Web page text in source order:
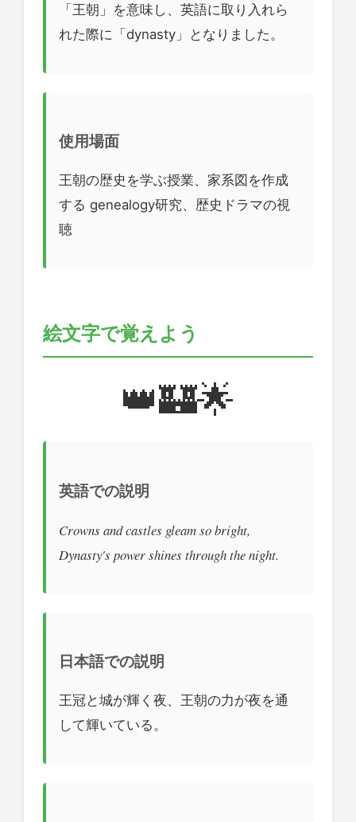
「王朝」を意味し、英語に取り入れら
れた際に「dynasty」となりました。
使用場面
王朝の歴史を学ぶ授業、家系図を作成
する genealogy研究、歴史ドラマの視
聴
絵文字で覚えよう
👑🏰🌟
英語での説明
Crowns and castles gleam so bright,
Dynasty's power shines through the night.
日本語での説明
王冠と城が輝く夜、王朝の力が夜を通
して輝いている。